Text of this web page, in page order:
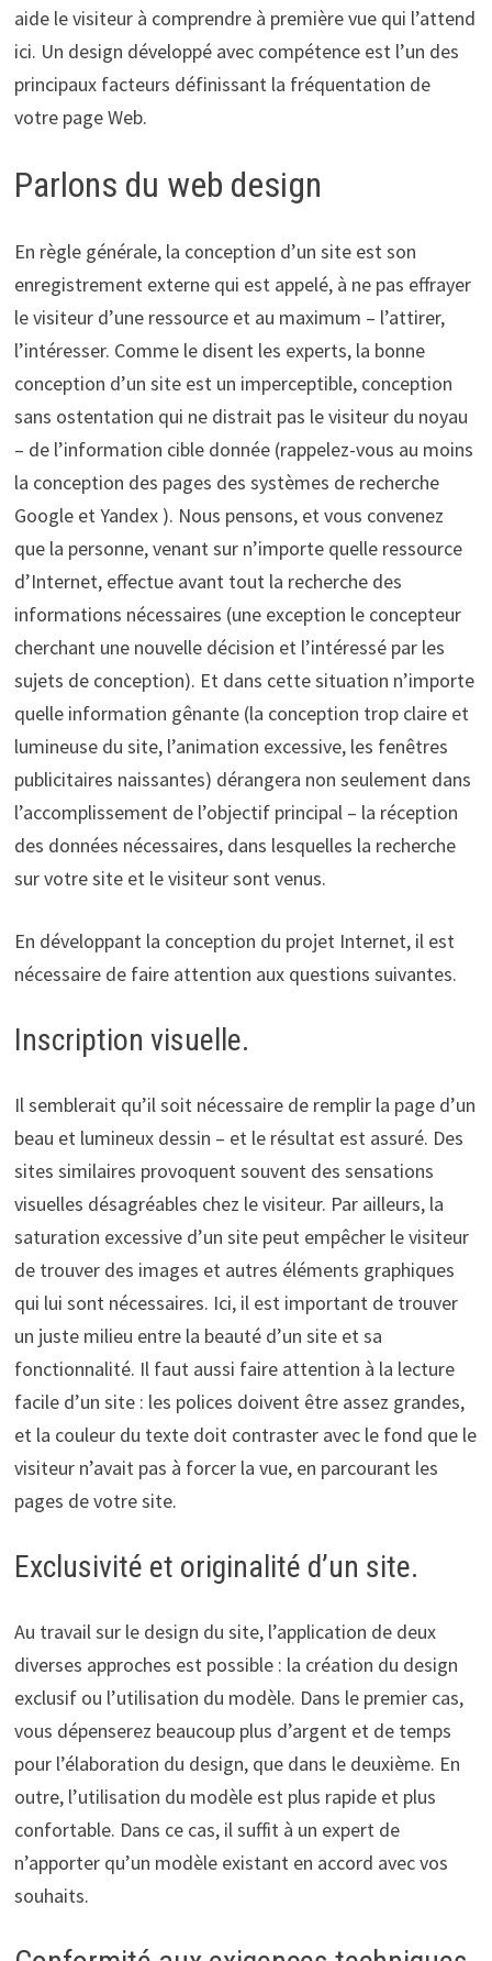
aide le visiteur à comprendre à première vue qui l’attend
ici. Un design développé avec compétence est l’un des
principaux facteurs définissant la fréquentation de
votre page Web.
Parlons du web design
En règle générale, la conception d’un site est son
enregistrement externe qui est appelé, à ne pas effrayer
le visiteur d’une ressource et au maximum – l’attirer,
l’intéresser. Comme le disent les experts, la bonne
conception d’un site est un imperceptible, conception
sans ostentation qui ne distrait pas le visiteur du noyau
– de l’information cible donnée (rappelez-vous au moins
la conception des pages des systèmes de recherche
Google et Yandex ). Nous pensons, et vous convenez
que la personne, venant sur n’importe quelle ressource
d’Internet, effectue avant tout la recherche des
informations nécessaires (une exception le concepteur
cherchant une nouvelle décision et l’intéressé par les
sujets de conception). Et dans cette situation n’importe
quelle information gênante (la conception trop claire et
lumineuse du site, l’animation excessive, les fenêtres
publicitaires naissantes) dérangera non seulement dans
l’accomplissement de l’objectif principal – la réception
des données nécessaires, dans lesquelles la recherche
sur votre site et le visiteur sont venus.
En développant la conception du projet Internet, il est
nécessaire de faire attention aux questions suivantes.
Inscription visuelle.
Il semblerait qu’il soit nécessaire de remplir la page d’un
beau et lumineux dessin – et le résultat est assuré. Des
sites similaires provoquent souvent des sensations
visuelles désagréables chez le visiteur. Par ailleurs, la
saturation excessive d’un site peut empêcher le visiteur
de trouver des images et autres éléments graphiques
qui lui sont nécessaires. Ici, il est important de trouver
un juste milieu entre la beauté d’un site et sa
fonctionnalité. Il faut aussi faire attention à la lecture
facile d’un site : les polices doivent être assez grandes,
et la couleur du texte doit contraster avec le fond que le
visiteur n’avait pas à forcer la vue, en parcourant les
pages de votre site.
Exclusivité et originalité d’un site.
Au travail sur le design du site, l’application de deux
diverses approches est possible : la création du design
exclusif ou l’utilisation du modèle. Dans le premier cas,
vous dépenserez beaucoup plus d’argent et de temps
pour l’élaboration du design, que dans le deuxième. En
outre, l’utilisation du modèle est plus rapide et plus
confortable. Dans ce cas, il suffit à un expert de
n’apporter qu’un modèle existant en accord avec vos
souhaits.